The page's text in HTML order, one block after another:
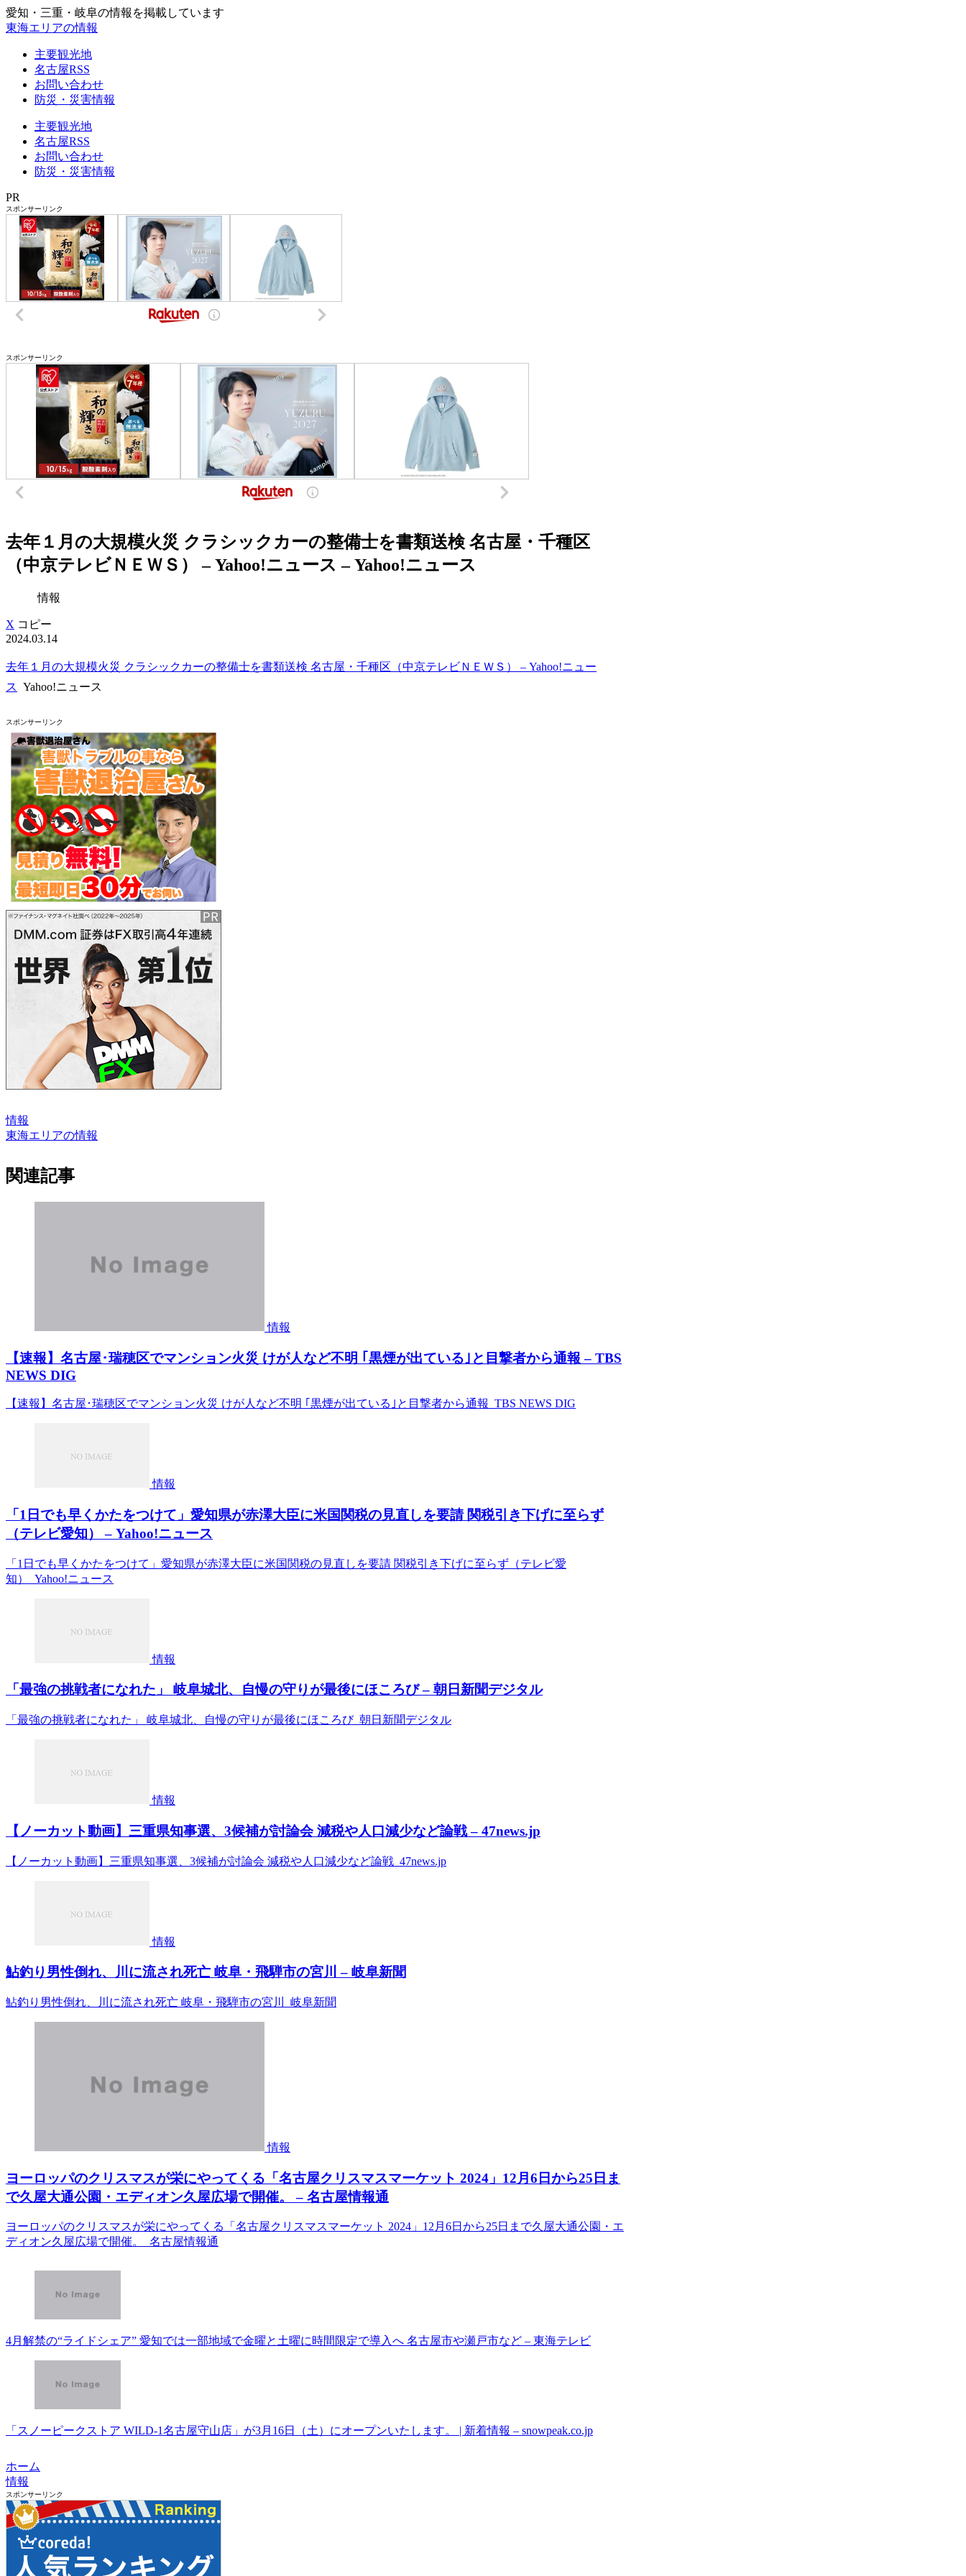
愛知・三重・岐阜の情報を掲載しています
東海エリアの情報
主要観光地
名古屋RSS
お問い合わせ
防災・災害情報
主要観光地
名古屋RSS
お問い合わせ
防災・災害情報
PR
スポンサーリンク
スポンサーリンク
去年１月の大規模火災 クラシックカーの整備士を書類送検 名古屋・千種区
（中京テレビＮＥＷＳ） – Yahoo!ニュース – Yahoo!ニュース
情報
X コピー
2024.03.14
去年１月の大規模火災 クラシックカーの整備士を書類送検 名古屋・千種区（中京テレビＮＥＷＳ） – Yahoo!ニュー
ス Yahoo!ニュース
スポンサーリンク
情報
東海エリアの情報
関連記事
情報
【速報】名古屋･瑞穂区でマンション火災 けが人など不明 ｢黒煙が出ている｣と目撃者から通報 – TBS
NEWS DIG
【速報】名古屋･瑞穂区でマンション火災 けが人など不明 ｢黒煙が出ている｣と目撃者から通報 TBS NEWS DIG
情報
「1日でも早くかたをつけて」愛知県が赤澤大臣に米国関税の見直しを要請 関税引き下げに至らず
（テレビ愛知） – Yahoo!ニュース
「1日でも早くかたをつけて」愛知県が赤澤大臣に米国関税の見直しを要請 関税引き下げに至らず（テレビ愛
知） Yahoo!ニュース
情報
「最強の挑戦者になれた」 岐阜城北、自慢の守りが最後にほころび – 朝日新聞デジタル
「最強の挑戦者になれた」 岐阜城北、自慢の守りが最後にほころび 朝日新聞デジタル
情報
【ノーカット動画】三重県知事選、3候補が討論会 減税や人口減少など論戦 – 47news.jp
【ノーカット動画】三重県知事選、3候補が討論会 減税や人口減少など論戦 47news.jp
情報
鮎釣り男性倒れ、川に流され死亡 岐阜・飛騨市の宮川 – 岐阜新聞
鮎釣り男性倒れ、川に流され死亡 岐阜・飛騨市の宮川 岐阜新聞
情報
ヨーロッパのクリスマスが栄にやってくる「名古屋クリスマスマーケット 2024」12月6日から25日ま
で久屋大通公園・エディオン久屋広場で開催。 – 名古屋情報通
ヨーロッパのクリスマスが栄にやってくる「名古屋クリスマスマーケット 2024」12月6日から25日まで久屋大通公園・エ
ディオン久屋広場で開催。 名古屋情報通
4月解禁の“ライドシェア” 愛知では一部地域で金曜と土曜に時間限定で導入へ 名古屋市や瀬戸市など – 東海テレビ
「スノーピークストア WILD-1名古屋守山店」が3月16日（土）にオープンいたします。 | 新着情報 – snowpeak.co.jp
ホーム
情報
スポンサーリンク